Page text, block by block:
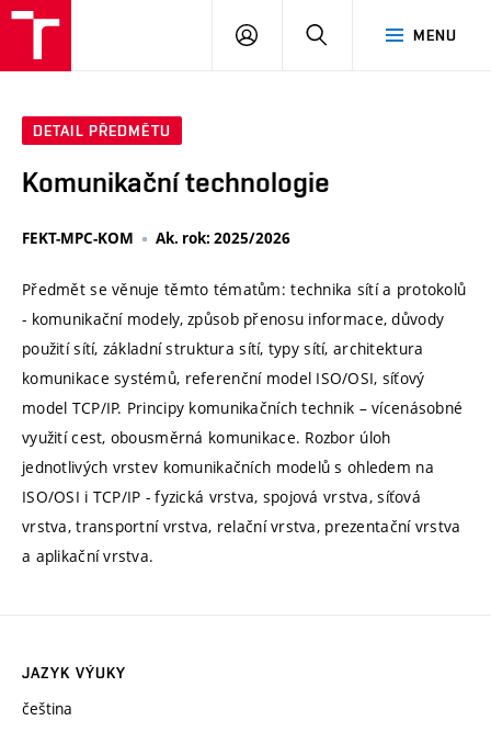
MENU
PŘIHLÁSIT
DETAIL PŘEDMĚTU
Komunikační technologie
FEKT-MPC-KOM Ak. rok: 2025/2026
Předmět se věnuje těmto tématům: technika sítí a protokolů
- komunikační modely, způsob přenosu informace, důvody
použití sítí, základní struktura sítí, typy sítí, architektura
komunikace systémů, referenční model ISO/OSI, síťový
model TCP/IP. Principy komunikačních technik – vícenásobné
využití cest, obousměrná komunikace. Rozbor úloh
jednotlivých vrstev komunikačních modelů s ohledem na
ISO/OSI i TCP/IP - fyzická vrstva, spojová vrstva, síťová
vrstva, transportní vrstva, relační vrstva, prezentační vrstva
a aplikační vrstva.
JAZYK VÝUKY
čeština